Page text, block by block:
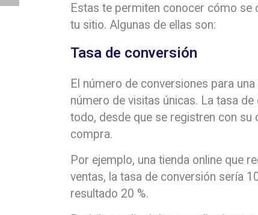
Estas te permiten conocer cómo se
tu sitio. Algunas de ellas son:
Tasa de conversión
El número de conversiones para
número de visitas únicas. La tasa
todo, desde que se registren con su
compra.
Por ejemplo, una tienda online que
ventas, la tasa de conversión sería
resultado 20 %.